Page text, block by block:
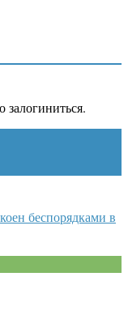
беспорядками в